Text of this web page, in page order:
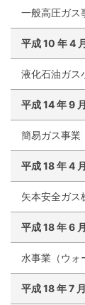
一般高圧ガス
平成10 年4
液化石油ガス
平成14年9 月
簡易ガス事業
平成18年4 月
矢本安全ガス
平成18年6 月
水事業（ウォ
平成18年7 月